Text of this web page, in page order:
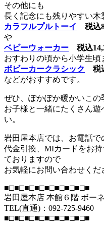
その他にも
長く記念にも残りやすい木
カラフルプルトーイ
税込
や
ベビーウォーカー 税込
おすわりの頃から小学生
ボビーカークラシック
税
などがおすすめです。
ぜひ、ぽかぽか暖かいこの
お子様と一緒にたくさん
い。
岩田屋本店では、お電話で
代金引換、MIカードをお
ておりますので
お気軽にお問い合わせくだ
■□■□■□■□■□■□■□■□■
岩田屋本店 本館６階 ボー
TEL(直通)：092-725-9460
■□■□■□■□■□■□■□■□■